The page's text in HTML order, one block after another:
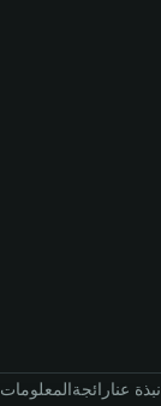
المعلوماترائجةنبذة عنا